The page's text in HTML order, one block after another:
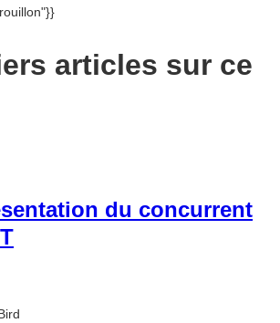
articles sur ce
du concurrent